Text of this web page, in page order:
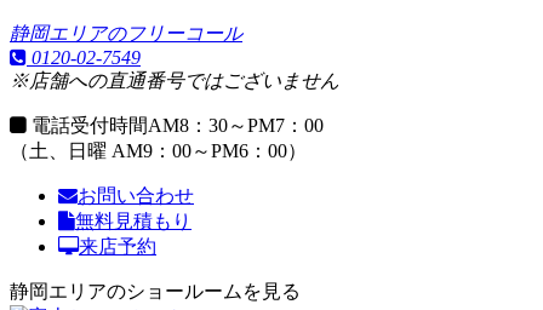
静岡エリアのフリーコール
0120-02-7549
※店舗への直通番号ではございません
電話受付時間AM8：30～PM7：00
（土、日曜 AM9：00～PM6：00）
お問い合わせ
無料見積もり
来店予約
静岡エリアのショールームを見る